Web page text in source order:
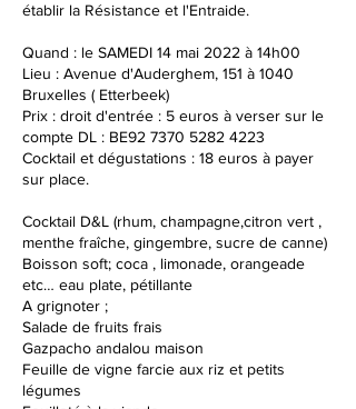
établir la Résistance et l'Entraide.
Quand : le SAMEDI 14 mai 2022 à 14h00
Lieu : Avenue d'Auderghem, 151 à 1040
Bruxelles ( Etterbeek)
Prix : droit d'entrée : 5 euros à verser sur le
compte DL : BE92 7370 5282 4223
Cocktail et dégustations : 18 euros à payer
sur place.
Cocktail D&L (rhum, champagne,citron vert ,
menthe fraîche, gingembre, sucre de canne)
Boisson soft; coca , limonade, orangeade
etc… eau plate, pétillante
A grignoter ;
Salade de fruits frais
Gazpacho andalou maison
Feuille de vigne farcie aux riz et petits
légumes